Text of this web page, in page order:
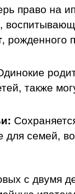
право на
, рожденного
также
для семей,
с двумя